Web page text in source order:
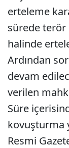
erteleme
sürede terör
halinde
Ardından
devam
verilen
Süre
kovuşturma
Resmi